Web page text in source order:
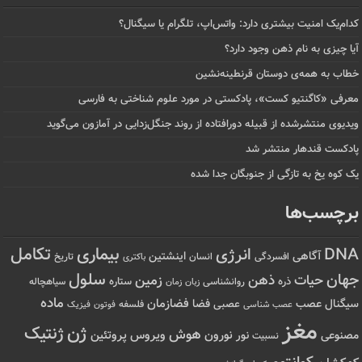
کدام‌یک امنیت بیشتری دارد: واتس‌اپ، تلگرام یا سیگنال؟
آیا چیزی به نام ذهن وجود دارد؟
خطاب به همه‌ی دوستان قرنطینه‌نشین
معرفی «کاگنتیو کست»، پادکستی در مورد علوم شناختی به فارسی
ویدیوی منتشرشده از قبیله دورافتاده‌ از روند جنگل‌زدایی در آمازون می‌گوید
پادکست قندهار منتشر شد
یک کوه یخ به تازگی از جنوبگان جدا شده
برچسب‌ها
DNA آگاهی افسردگی انرژی انسان اینشتین باکتری بیماری تاریخ تکامل
جهانحیات ذره ذهن روانشناسی زبان زمان زمین ستاره سلول سیاهچاله
سیگنال عصب عصب شناسی عصبی فضا فضازمان فلسفه فوتون فیزیک ماده
مصنوعی مغز نسبیت نور نورون هوش ویروس پروتئین ژنژنتیک